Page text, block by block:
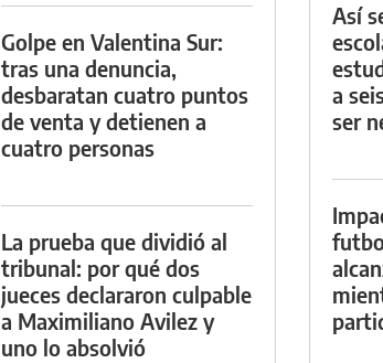
Golpe en Valentina Sur:
tras una denuncia,
desbaratan cuatro puntos
de venta y detienen a
cuatro personas
La prueba que dividió al
tribunal: por qué dos
jueces declararon culpable
a Maximiliano Avilez y
uno lo absolvió
Así
a
ser